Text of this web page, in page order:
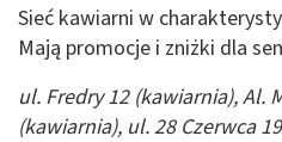
Sieć kawiarni w
Mają promocje i zniżki dla
ul. Fredry 12 (kawiarnia), Al.
(kawiarnia), ul. 28 Czerwca